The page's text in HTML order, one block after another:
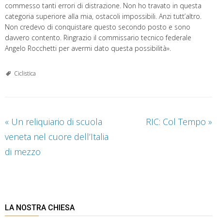
commesso tanti errori di distrazione. Non ho travato in questa
categoria superiore alla mia, ostacoli impossibili. Anzi tutt’altro.
Non credevo di conquistare questo secondo posto e sono
davvero contento. Ringrazio il commissario tecnico federale
Angelo Rocchetti per avermi dato questa possibilità».
Ciclistica
« Un reliquiario di scuola
veneta nel cuore dell’Italia
di mezzo
RIC: Col Tempo »
LA NOSTRA CHIESA